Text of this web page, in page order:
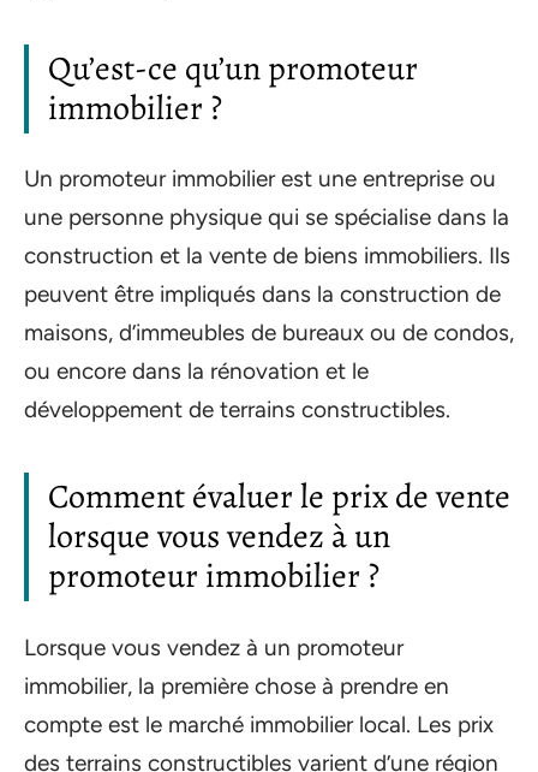
Qu’est-ce qu’un promoteur
immobilier ?
Un promoteur immobilier est une entreprise ou
une personne physique qui se spécialise dans la
construction et la vente de biens immobiliers. Ils
peuvent être impliqués dans la construction de
maisons, d’immeubles de bureaux ou de condos,
ou encore dans la rénovation et le
développement de terrains constructibles.
Comment évaluer le prix de vente
lorsque vous vendez à un
promoteur immobilier ?
Lorsque vous vendez à un promoteur
immobilier, la première chose à prendre en
compte est le marché immobilier local. Les prix
des terrains constructibles varient d’une région